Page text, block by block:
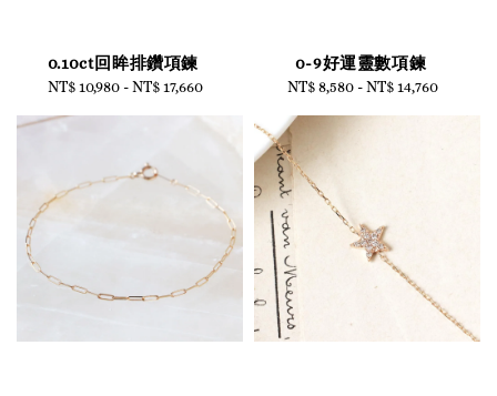
0.10ct回眸排鑽項鍊
Regular
NT$ 10,980 -NT$ 17,660
0-9好運靈數項鍊
Regular
NT$ 8,580 -NT$ 14,760